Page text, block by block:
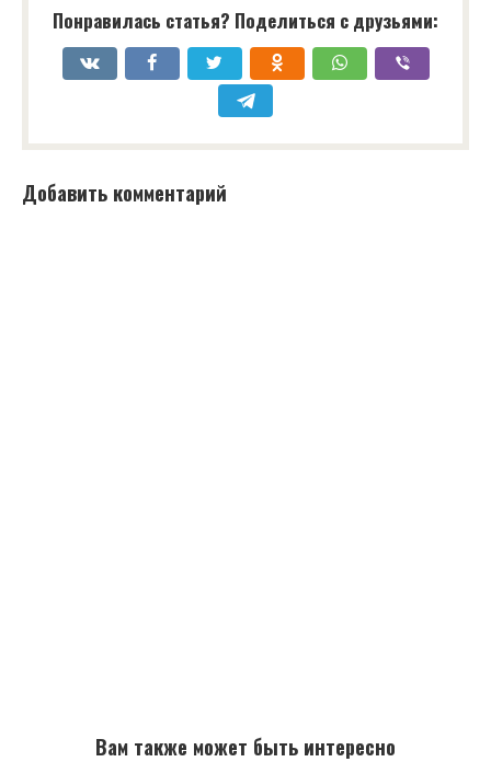
Понравилась статья? Поделиться с друзьями:
Добавить комментарий
Вам также может быть интересно